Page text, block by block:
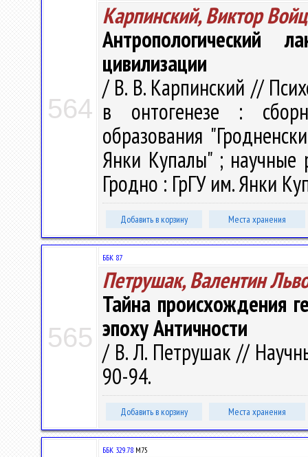
564
Карпинский, Виктор
Антропологический
цивилизации
/ В. В. Карпинский //
в онтогенезе :
образования
Янки Купалы" ;
Гродно : ГрГУ им. Янки
Добавить в корзину Места хранения
565
ББК 87
Петрушак, Валентин
Тайна происхождения
эпоху Античности
/ В. Л. Петрушак //
90-94.
Добавить в корзину Места хранения
ББК 329.78 М75